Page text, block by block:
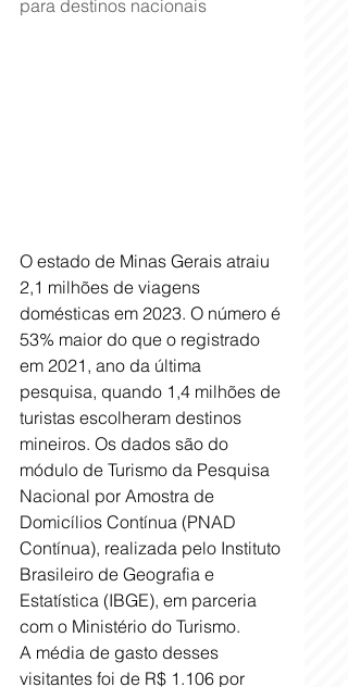
para destinos nacionais
O estado de Minas Gerais atraiu
2,1 milhões de viagens
domésticas em 2023. O número é
53% maior do que o registrado
em 2021, ano da última
pesquisa, quando 1,4 milhões de
turistas escolheram destinos
mineiros. Os dados são do
módulo de Turismo da Pesquisa
Nacional por Amostra de
Domicílios Contínua (PNAD
Contínua), realizada pelo Instituto
Brasileiro de Geografia e
Estatística (IBGE), em parceria
com o Ministério do Turismo.
A média de gasto desses
visitantes foi de R$ 1.106 por